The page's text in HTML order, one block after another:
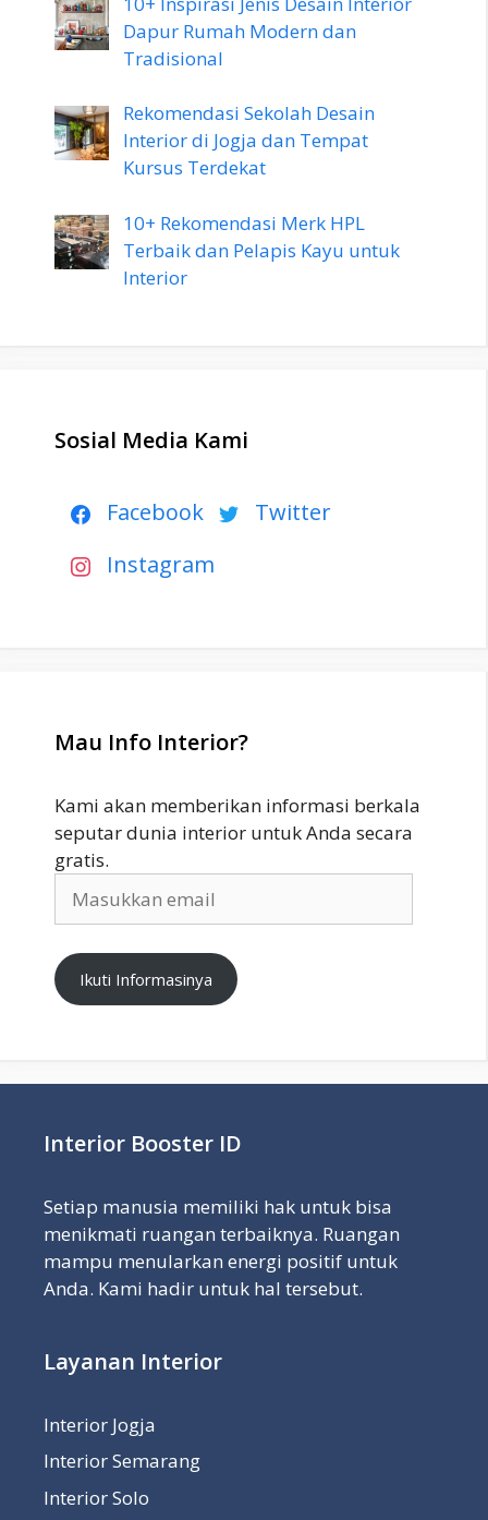
Dapur Rumah Modern dan
Tradisional
Rekomendasi Sekolah Desain
Interior di Jogja dan Tempat
Kursus Terdekat
10+ Rekomendasi Merk HPL
Terbaik dan Pelapis Kayu untuk
Interior
Sosial Media Kami
Facebook
Twitter
Instagram
Mau Info Interior?
Kami akan memberikan informasi berkala
seputar dunia interior untuk Anda secara
gratis.
email
Ikuti Informasinya
Interior Booster ID
Setiap manusia memiliki hak untuk bisa
menikmati ruangan terbaiknya. Ruangan
mampu menularkan energi positif untuk
Anda. Kami hadir untuk hal tersebut.
Layanan Interior
Interior Jogja
Interior Semarang
Interior Solo